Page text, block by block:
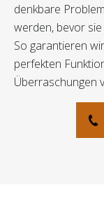
denkbare
werden, bevor
So garantieren
perfekten
Überraschungen